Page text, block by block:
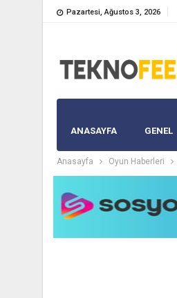
Pazartesi, Ağustos 3, 2026
ANASAYFA GENEL
Anasayfa Oyun Haberleri